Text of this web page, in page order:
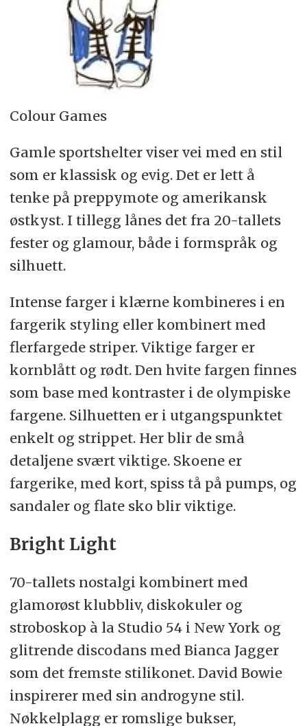
Colour Games
Gamle sportshelter viser vei med en stil
som er klassisk og evig. Det er lett å
tenke på preppymote og amerikansk
østkyst. I tillegg lånes det fra 20-tallets
fester og glamour, både i formspråk og
silhuett.
Intense farger i klærne kombineres i en
fargerik styling eller kombinert med
flerfargede striper. Viktige farger er
kornblått og rødt. Den hvite fargen finnes
som base med kontraster i de olympiske
fargene. Silhuetten er i utgangspunktet
enkelt og strippet. Her blir de små
detaljene svært viktige. Skoene er
fargerike, med kort, spiss tå på pumps, og
sandaler og flate sko blir viktige.
Bright Light
70-tallets nostalgi kombinert med
glamorøst klubbliv, diskokuler og
stroboskop à la Studio 54 i New York og
glitrende discodans med Bianca Jagger
som det fremste stilikonet. David Bowie
inspirerer med sin androgyne stil.
Nøkkelplagg er romslige bukser,